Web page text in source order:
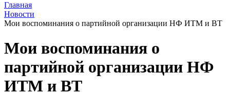
Главная
Новости
Мои воспоминания о партийной организации НФ ИТМ и ВТ
Мои воспоминания о
партийной организации НФ
ИТМ и ВТ